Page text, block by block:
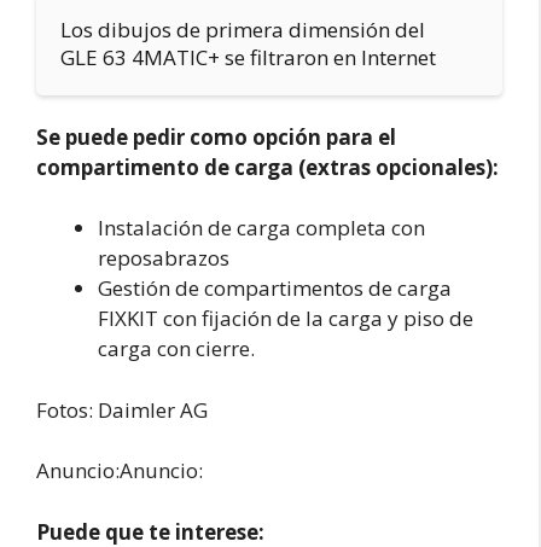
Los dibujos de primera dimensión del
GLE 63 4MATIC+ se filtraron en Internet
Se puede pedir como opción para el
compartimento de carga (extras opcionales):
Instalación de carga completa con
reposabrazos
Gestión de compartimentos de carga
FIXKIT con fijación de la carga y piso de
carga con cierre.
Fotos: Daimler AG
Anuncio:Anuncio:
Puede que te interese: